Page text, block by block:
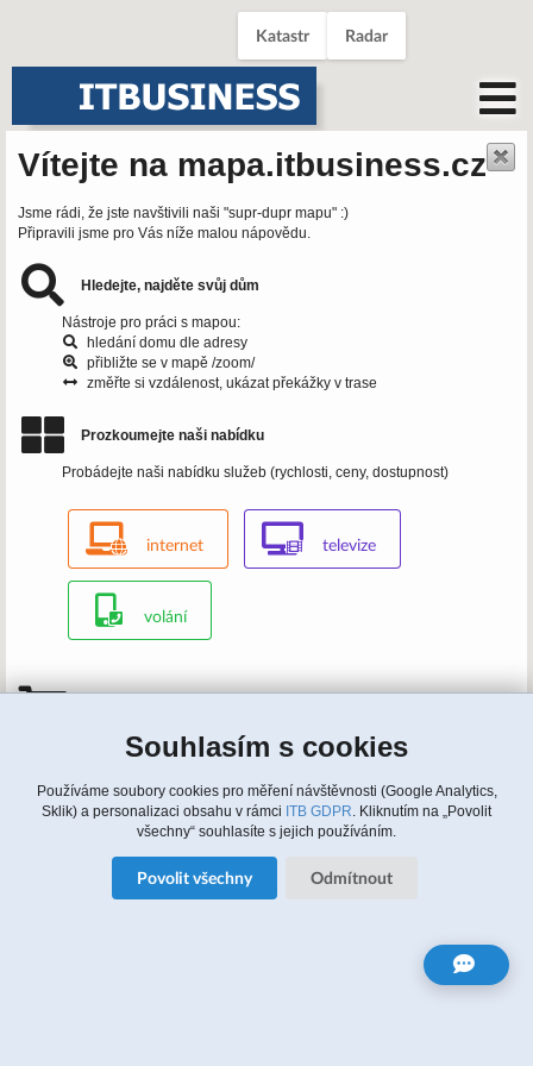
Souhlasím s cookies
Používáme soubory cookies pro měření návštěvnosti (Google Analytics,
Sklik) a personalizaci obsahu v rámci ITB GDPR. Kliknutím na „Povolit
všechny“ souhlasíte s jejich používáním.
Povolit všechny Odmítnout
Katastr Radar
Vítejte na mapa.itbusiness.cz
Jsme rádi, že jste navštivili naši "supr-dupr mapu" :)
Připravili jsme pro Vás níže malou nápovědu.
Hledejte, najděte svůj dům
Nástroje pro práci s mapou:
hledání domu dle adresy
přibližte se v mapě /zoom/
změřte si vzdálenost, ukázat překážky v trase
Prozkoumejte naši nabídku
Probádejte naši nabídku služeb (rychlosti, ceny, dostupnost)
internet televize
volání
Zavolejte nám: 315 810 620, 608 964 464 (english)
Update cookies nastaveni
Zájem o služby